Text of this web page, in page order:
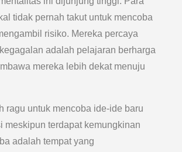
tidak pernah takut untuk mencoba
risiko. Mereka percaya
adalah pelajaran berharga
mereka lebih dekat menuju
ragu untuk mencoba ide-ide baru
meskipun terdapat kemungkinan
adalah tempat yang